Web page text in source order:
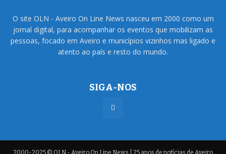
O site OLN - Aveiro On Line News nasceu em 2000 como um
jornal digital, para acompanhar os eventos que mobilizam as
pessoas, focado em Aveiro e municípios vizinhos mas ligado e
atento ao país e resto do mundo.
SIGA-NOS